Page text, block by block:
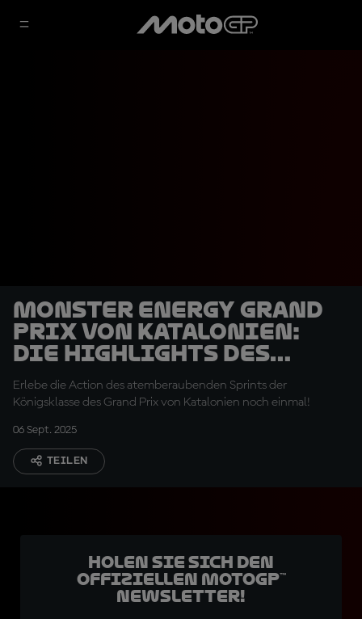
Monster Energy Grand
Prix von Katalonien:
Die Highlights des
Tissot Sprints
Erlebe die Action des atemberaubenden Sprints der
Königsklasse des Grand Prix von Katalonien noch einmal!
06 Sept. 2025
TEILEN
Holen Sie sich den
offiziellen MotoGP™
Newsletter!